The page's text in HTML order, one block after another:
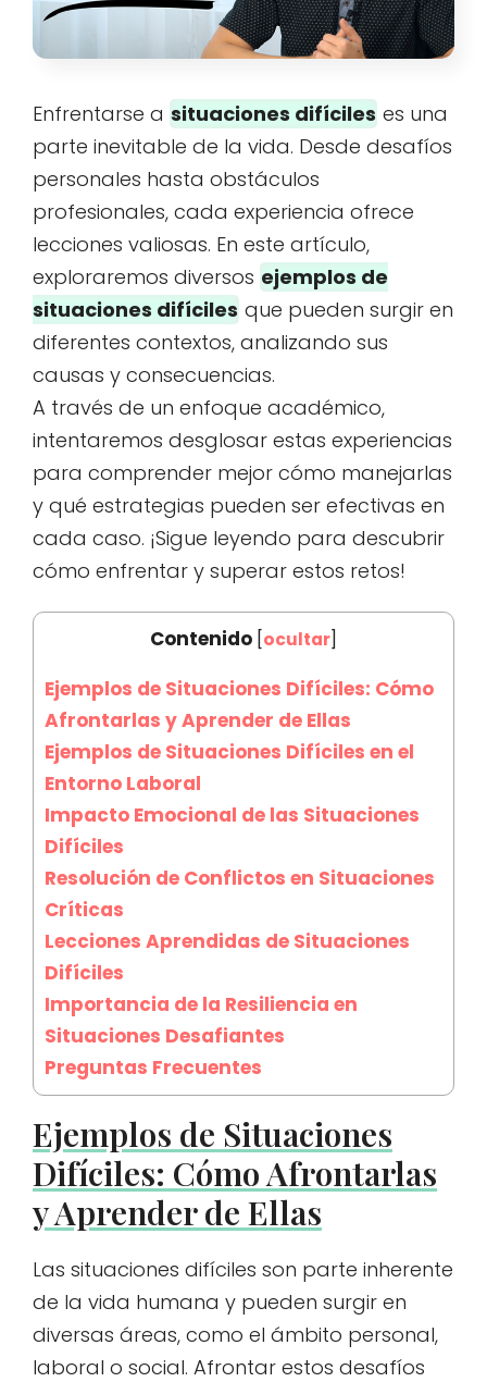
Enfrentarse a situaciones difíciles es una
parte inevitable de la vida. Desde desafíos
personales hasta obstáculos
profesionales, cada experiencia ofrece
lecciones valiosas. En este artículo,
exploraremos diversos ejemplos de
situaciones difíciles que pueden surgir en
diferentes contextos, analizando sus
causas y consecuencias.
A través de un enfoque académico,
intentaremos desglosar estas experiencias
para comprender mejor cómo manejarlas
y qué estrategias pueden ser efectivas en
cada caso. ¡Sigue leyendo para descubrir
cómo enfrentar y superar estos retos!
Contenido [ocultar]
Ejemplos de Situaciones Difíciles: Cómo
Afrontarlas y Aprender de Ellas
Ejemplos de Situaciones Difíciles en el
Entorno Laboral
Impacto Emocional de las Situaciones
Difíciles
Resolución de Conflictos en Situaciones
Críticas
Lecciones Aprendidas de Situaciones
Difíciles
Importancia de la Resiliencia en
Situaciones Desafiantes
Preguntas Frecuentes
Ejemplos de Situaciones
Difíciles: Cómo Afrontarlas
y Aprender de Ellas
Las situaciones difíciles son parte inherente
de la vida humana y pueden surgir en
diversas áreas, como el ámbito personal,
laboral o social. Afrontar estos desafíos